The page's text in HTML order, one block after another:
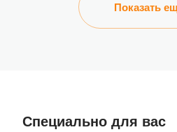
Показать
Специально для вас